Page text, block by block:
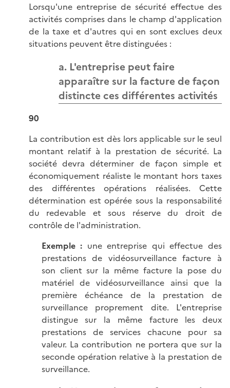
Lorsqu'une entreprise de sécurité effectue des
activités comprises dans le champ d'application
de la taxe et d'autres qui en sont exclues deux
situations peuvent être distinguées :
a. L'entreprise peut faire
apparaître sur la facture de façon
distincte ces différentes activités
90
La contribution est dès lors applicable sur le seul
montant relatif à la prestation de sécurité. La
société devra déterminer de façon simple et
économiquement réaliste le montant hors taxes
des différentes opérations réalisées. Cette
détermination est opérée sous la responsabilité
du redevable et sous réserve du droit de
contrôle de l'administration.
Exemple : une entreprise qui effectue des
prestations de vidéosurveillance facture à
son client sur la même facture la pose du
matériel de vidéosurveillance ainsi que la
première échéance de la prestation de
surveillance proprement dite. L'entreprise
distingue sur la même facture les deux
prestations de services chacune pour sa
valeur. La contribution ne portera que sur la
seconde opération relative à la prestation de
surveillance.